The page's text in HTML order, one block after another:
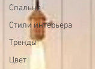
Спальня
Стили интерьера
Тренды
Цвет